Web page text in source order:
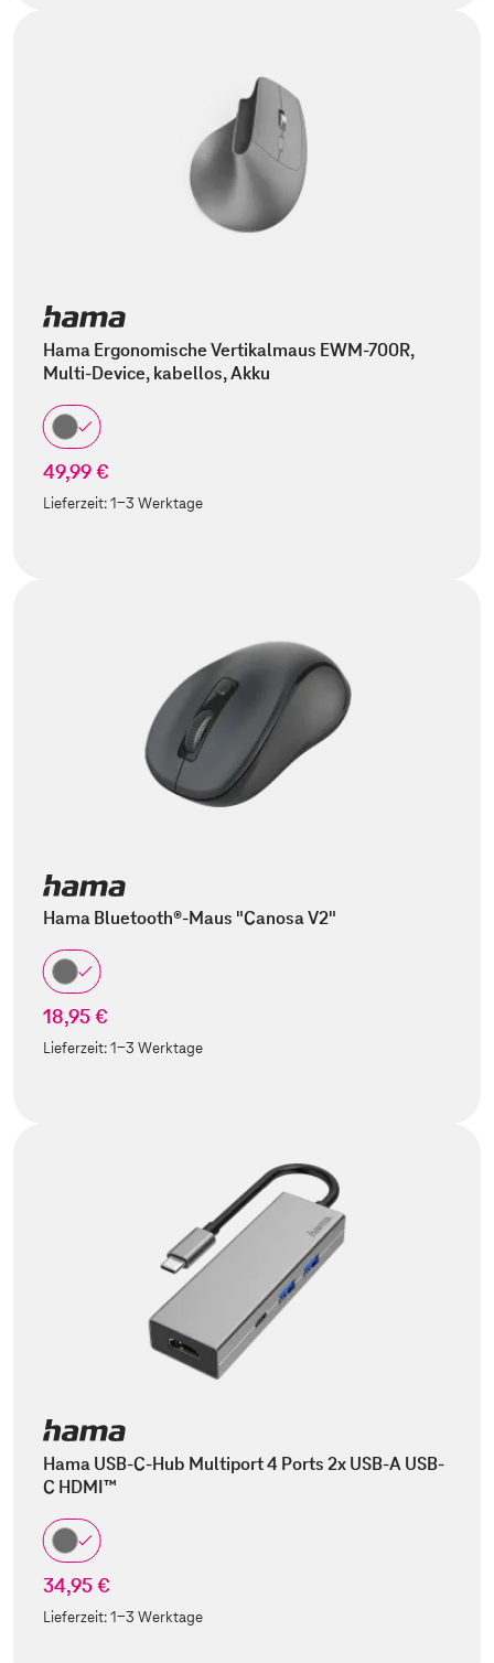
Hama Ergonomische Vertikalmaus EWM-700R,
Multi-Device, kabellos, Akku
49,99 €
Lieferzeit:1-3 Werktage
Hama Bluetooth®-Maus "Canosa V2"
18,95 €
Lieferzeit:1-3 Werktage
Hama USB-C-Hub Multiport 4 Ports 2x USB-A USB-
C HDMI™
34,95 €
Lieferzeit:1-3 Werktage